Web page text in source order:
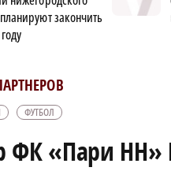
закончить
ФУТБОЛ
ФК «Пари НН»